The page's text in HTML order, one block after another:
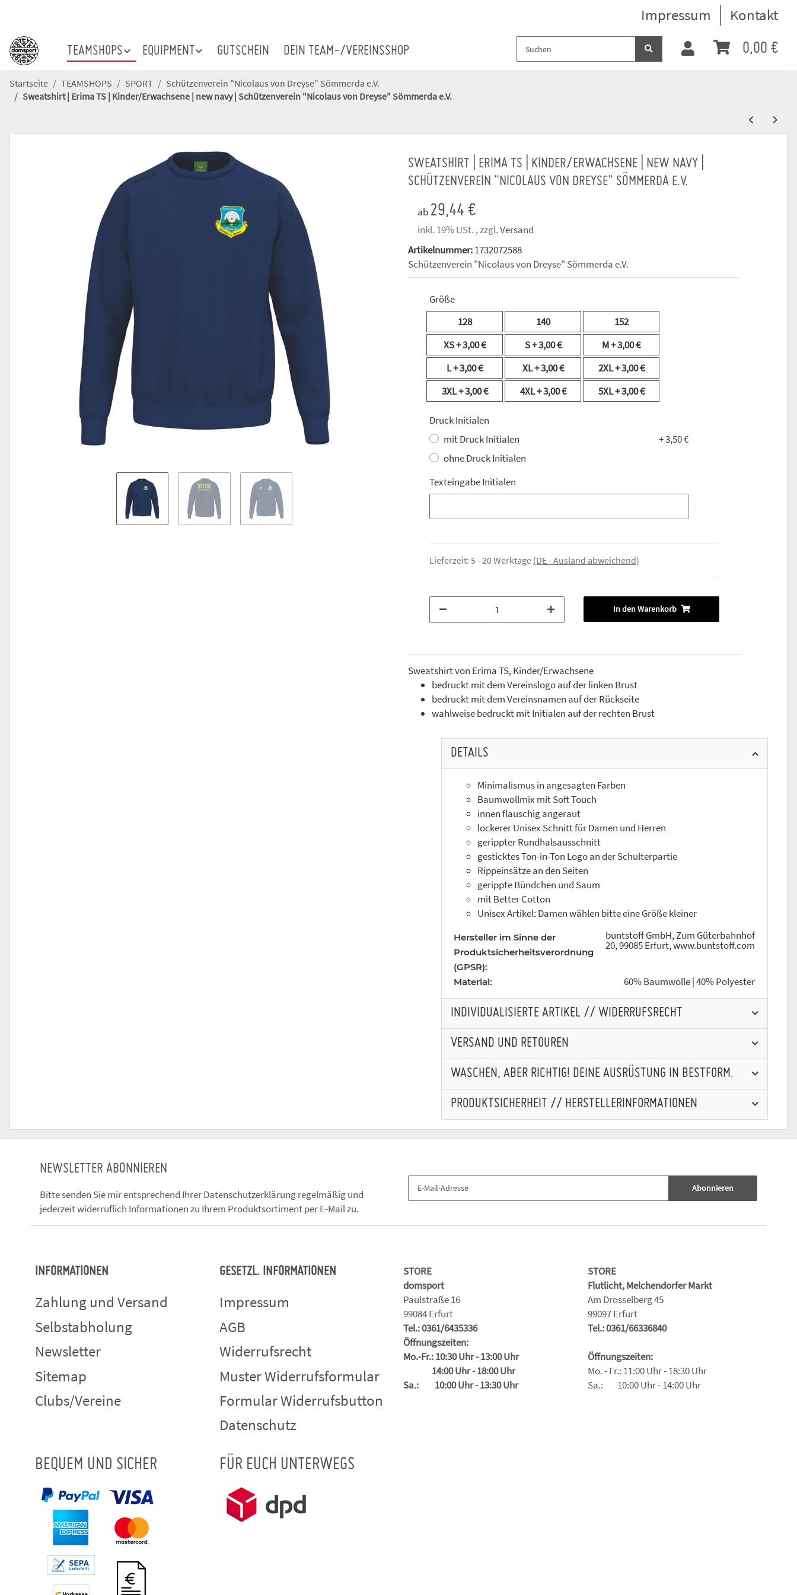
Impressum Kontakt
0,00 €
TEAMSHOPS EQUIPMENT GUTSCHEIN DEIN TEAM-/VEREINSSHOP
Startseite TEAMSHOPS SPORT
Schützenverein "Nicolaus von Dreyse" Sömmerda e.V.
Sweatshirt | Erima TS | Kinder/Erwachsene | new navy | Schützenverein "Nicolaus von Dreyse" Sömmerda e.V.
SWEATSHIRT | ERIMA TS | KINDER/ERWACHSENE | NEW NAVY |
SCHÜTZENVEREIN "NICOLAUS VON DREYSE" SÖMMERDA E.V.
ab 29,44 €
inkl. 19% USt. , zzgl.Versand
Artikelnummer:1732072588
Schützenverein "Nicolaus von Dreyse" Sömmerda e.V.
Größe
128
140
152
XS+ 3,00 € S+ 3,00 € M+ 3,00 €
L+ 3,00 € XL+ 3,00 € 2XL+ 3,00 €
3XL+ 3,00 € 4XL+ 3,00 € 5XL+ 3,00 €
Druck Initialen
mit Druck Initialen
+ 3,50 €
ohne Druck Initialen
Texteingabe Initialen
Lieferzeit: 5 - 20 Werktage (DE - Ausland abweichend)
In den Warenkorb
Sweatshirt von Erima TS, Kinder/Erwachsene
bedruckt mit dem Vereinslogo auf der linken Brust
bedruckt mit dem Vereinsnamen auf der Rückseite
wahlweise bedruckt mit Initialen auf der rechten Brust
DETAILS
Minimalismus in angesagten Farben
Baumwollmix mit Soft Touch
innen flauschig angeraut
lockerer Unisex Schnitt für Damen und Herren
gerippter Rundhalsausschnitt
gesticktes Ton-in-Ton Logo an der Schulterpartie
Rippeinsätze an den Seiten
gerippte Bündchen und Saum
mit Better Cotton
Unisex Artikel: Damen wählen bitte eine Größe kleiner
Hersteller im Sinne der
Produktsicherheitsverordnung
(GPSR):
buntstoff GmbH, Zum Güterbahnhof
20, 99085 Erfurt, www.buntstoff.com
Material: 60% Baumwolle | 40% Polyester
INDIVIDUALISIERTE ARTIKEL // WIDERRUFSRECHT
VERSAND UND RETOUREN
WASCHEN, ABER RICHTIG! DEINE AUSRÜSTUNG IN BESTFORM.
PRODUKTSICHERHEIT // HERSTELLERINFORMATIONEN
NEWSLETTER ABONNIEREN
Bitte senden Sie mir entsprechend IhrerDatenschutzerklärungregelmäßig und
jederzeit widerruflich Informationen zu Ihrem Produktsortiment per E-Mail zu.
Abonnieren
INFORMATIONEN
Zahlung und Versand
Selbstabholung
Newsletter
Sitemap
Clubs/Vereine
GESETZL. INFORMATIONEN
Impressum
AGB
Widerrufsrecht
Muster Widerrufsformular
Formular Widerrufsbutton
Datenschutz
STORE
domsport
Paulstraße 16
99084 Erfurt
Tel.: 0361/6435336
Öffnungszeiten:
Mo.-Fr.: 10:30 Uhr - 13:00 Uhr
14:00 Uhr - 18:00 Uhr
Sa.: 10:00 Uhr - 13:30 Uhr
STORE
Flutlicht, Melchendorfer Markt
Am Drosselberg 45
99097 Erfurt
Tel.: 0361/66336840
Öffnungszeiten:
Mo. - Fr.: 11:00 Uhr - 18:30 Uhr
Sa.: 10:00 Uhr - 14:00 Uhr
BEQUEM UND SICHER FÜR EUCH UNTERWEGS